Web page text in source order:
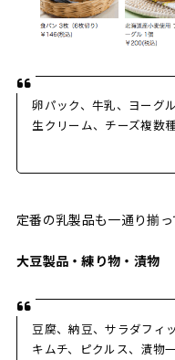
卵パック、牛乳、ヨーグ
生クリーム、チーズ複数
定番の乳製品も一通り揃っ
大豆製品・練り物・漬物
豆腐、納豆、サラダフィ
キムチ、ピクルス、漬物